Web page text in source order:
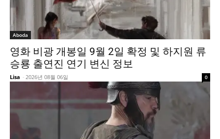
Aboda
영화 비광 개봉일 9월 2일 확정 및 하지원 류
승룡 출연진 연기 변신 정보
Lisa - 2026년 08월 06일 0